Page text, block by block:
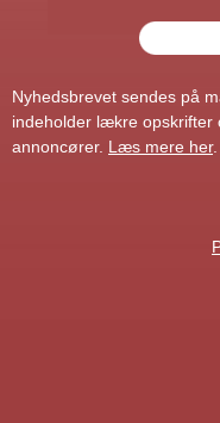
Nyhedsbrevet sendes på
indeholder lækre opskrifter
annoncører. Læs mere her